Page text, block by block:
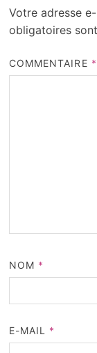
Votre adresse
obligatoires
COMMENTAIRE *
NOM *
E-MAIL *